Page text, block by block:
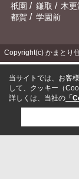
祇園 / 鎌取 / 木更
都賀 / 学園前
Copyright(c) かまとり
当サイトでは、お客
して、クッキー（
詳しくは、当社の 「